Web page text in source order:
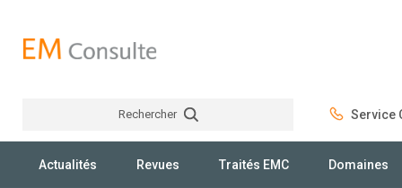
Rechercher Service
Actualités Revues Traités EMC Domaines